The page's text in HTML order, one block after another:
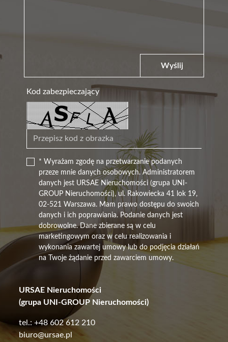
URSAE Nieruchomości
(grupa UNI-GROUP Nieruchomości)
tel.: +48 602 612 210
biuro@ursae.pl
Wyślij
Kod zabezpieczający
* Wyrażam zgodę na przetwarzanie podanych
przeze mnie danych osobowych. Administratorem
danych jest URSAE Nieruchomości (grupa UNI-
GROUP Nieruchomości), ul. Rakowiecka 41 lok 19,
02-521 Warszawa. Mam prawo dostępu do swoich
danych i ich poprawiania. Podanie danych jest
dobrowolne. Dane zbierane są w celu
marketingowym oraz w celu realizowania i
wykonania zawartej umowy lub do podjęcia działań
na Twoje żądanie przed zawarciem umowy.